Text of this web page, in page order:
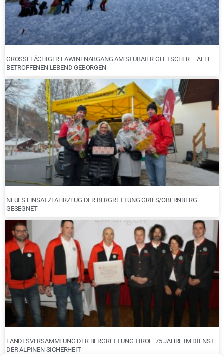
GROSSFLÄCHIGER LAWINENABGANG AM STUBAIER GLETSCHER – ALLE B
ETROFFENEN LEBEND GEBORGEN
NEUES EINSATZFAHRZEUG DER BERGRETTUNG GRIES/OBERNBERG
GESEGNET
LANDESVERSAMMLUNG DER BERGRETTUNG TIROL: 75 JAHRE IM DIENST
DER ALPINEN SICHERHEIT